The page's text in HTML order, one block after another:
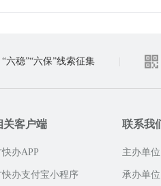
“六稳”“六保”线索征集
关客户端
快办APP
快办支付宝小程序
联系我
主办单
承办单